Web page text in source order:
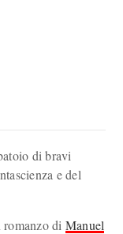
di bravi
e del
di Manuel